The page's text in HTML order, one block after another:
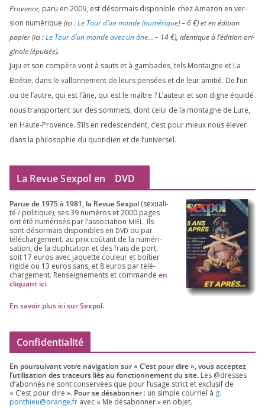
Provence, paru en 2009, est désor­mais dis­po­nible chez Amazon en ver­
sion numé­rique (ici :Le Tour d’un monde (numé­rique)–6€) et en édi­tion
papier (ici :Le Tour d’un monde avec un âne… – 14€), iden­tique à l’é­di­tion ori­
gi­nale (épui­sée).
Juju et son com­père vont à sauts et à gam­bades, tels Montaigne et La
Boétie, dans le val­lon­ne­ment de leurs pen­sées et de leur ami­tié. De l’un
ou de l’autre, qui est l’âne, qui est le maître ? L’auteur et son digne équi­dé
nous trans­portent sur des som­mets, dont celui de la mon­tagne de Lure,
en Haute-Provence. S’ils en redes­cendent, c’est pour mieux nous éle­ver
dans la phi­lo­so­phie du quo­ti­dien et de l’universel.
La Revue Sexpol en DVD
Parue de 1975à 1981, la Revue Sex­pol (sexua­li­
té /​ poli­tique), ses39 numé­ros et2000 pages
ont été numé­ri­sés par l’as­so­cia­tion MIEL . Ils
sont désor­mais dis­po­nibles en DVD ou par
télé­char­ge­ment, au prix coû­tant de la numé­ri­
sa­tion, de la dupli­ca­tion et des frais de port,
soit 17 euros avec jaquette cou­leur et boî­tier
rigide ou 13 euros sans, et 8 euros par télé­
char­ge­ment. Ren­sei­gne­ments et com­mande en
cli­quant ici.
En savoir plus ici sur Sexpol.
Confidentialité
En pour­sui­vant votre navi­ga­tion sur « C’est pour dire », vous accep­tez
l’utilisation des tra­ceurs liés au fonc­tion­ne­ment du site. Les @dresses
d’a­bon­nés ne sont conser­vées que pour l’u­sage strict et exclu­sif de
« C’est pour dire ». Pour se désa­bon­ner : un simple cour­riel à g.​
ponthieu@​orange.​fr avec « Me désa­bon­ner » en objet.